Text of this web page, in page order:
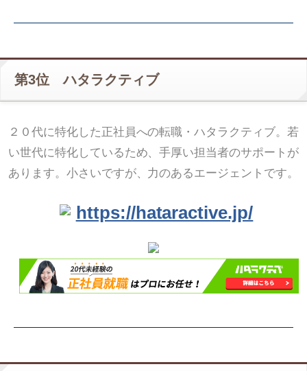
第3位 ハタラクティブ
２０代に特化した正社員への転職・ハタラクティブ。若
い世代に特化しているため、手厚い担当者のサポートが
あります。小さいですが、力のあるエージェントです。
https://hataractive.jp/